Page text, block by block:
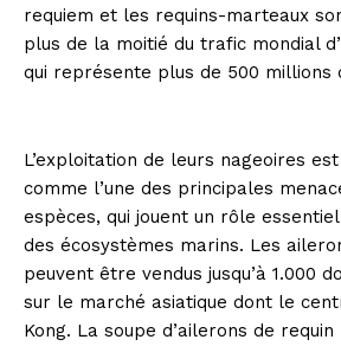
requiem et les requins-marteaux
plus de la moitié du trafic mondial
qui représente plus de 500 millions
L’exploitation de leurs nageoires
comme l’une des principales
espèces, qui jouent un rôle
des écosystèmes marins. Les
peuvent être vendus jusqu’à 1.000
sur le marché asiatique dont le
Kong. La soupe d’ailerons de